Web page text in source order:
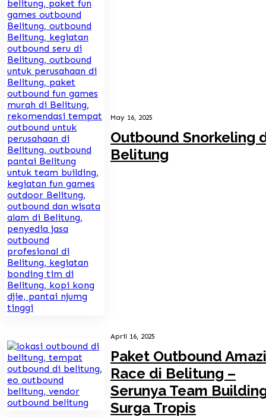
May 16, 2025
Outbound Snorkeling
Belitung
April 16, 2025
Paket Outbound
Race di Belitung –
Serunya Team
Surga Tropis